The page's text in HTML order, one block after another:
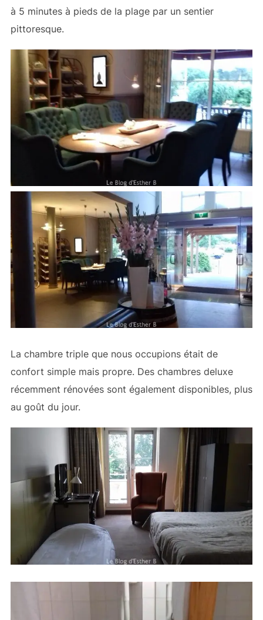
à 5 minutes à pieds de la plage par un sentier
pittoresque.
La chambre triple que nous occupions était de
confort simple mais propre. Des chambres deluxe
récemment rénovées sont également disponibles, plus
au goût du jour.